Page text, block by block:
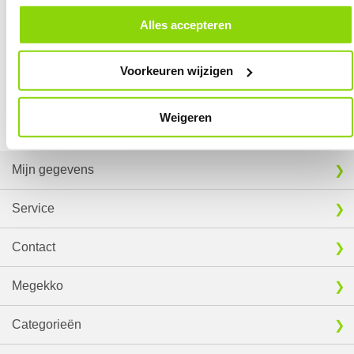
alle cookies. Je kunt je gegeven toestemming altijd intrekken, dit doe je
door in de footer van onze website te klikken op ‘Cookievoorkeuren’
Alles accepteren
Voorkeuren wijzigen
Weigeren
EXTRA INFORMATIE
95
Mijn gegevens
Service
Contact
Megekko
Categorieën